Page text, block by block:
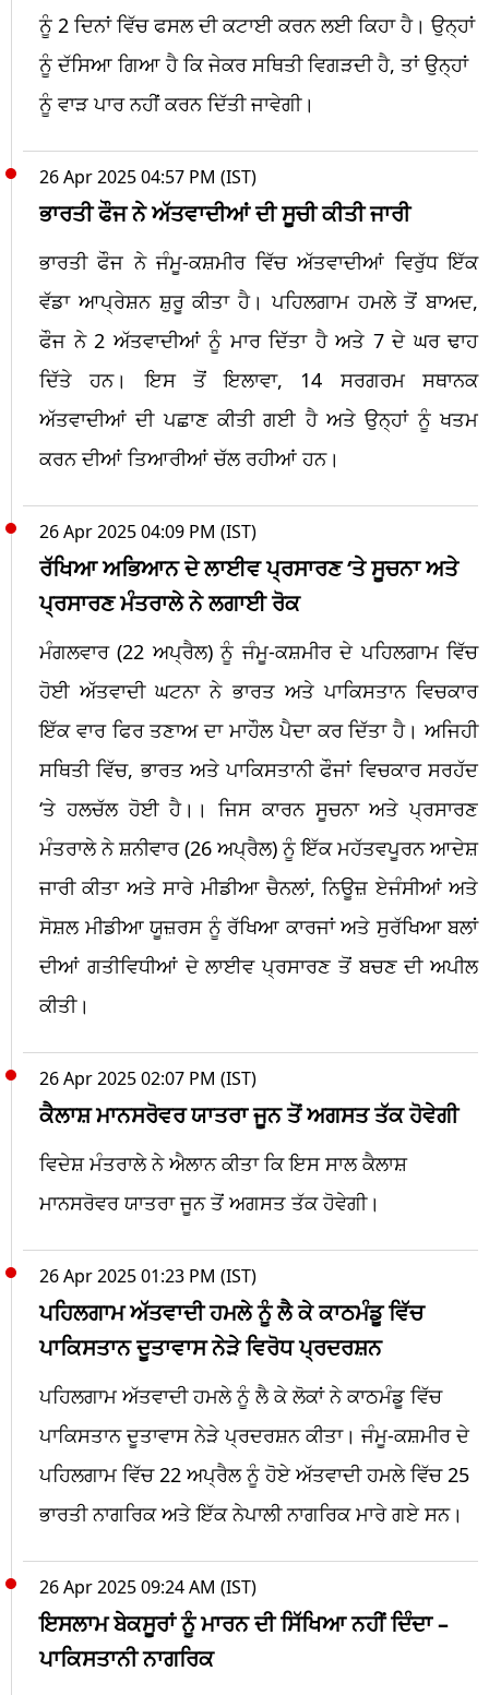
ਨੂੰ 2 ਦਿਨਾਂ ਵਿੱਚ ਫਸਲ ਦੀ ਕਟਾਈ ਕਰਨ ਲਈ ਕਿਹਾ ਹੈ। ਉਨ੍ਹਾਂ
ਨੂੰ ਦੱਸਿਆ ਗਿਆ ਹੈ ਕਿ ਜੇਕਰ ਸਥਿਤੀ ਵਿਗੜਦੀ ਹੈ, ਤਾਂ ਉਨ੍ਹਾਂ
ਨੂੰ ਵਾੜ ਪਾਰ ਨਹੀਂ ਕਰਨ ਦਿੱਤੀ ਜਾਵੇਗੀ।
26 Apr 2025 04:57 PM (IST)
ਭਾਰਤੀ ਫੌਜ ਨੇ ਅੱਤਵਾਦੀਆਂ ਦੀ ਸੂਚੀ ਕੀਤੀ ਜਾਰੀ
ਭਾਰਤੀ ਫੌਜ ਨੇ ਜੰਮੂ-ਕਸ਼ਮੀਰ ਵਿੱਚ ਅੱਤਵਾਦੀਆਂ ਵਿਰੁੱਧ ਇੱਕ
ਵੱਡਾ ਆਪ੍ਰੇਸ਼ਨ ਸ਼ੁਰੂ ਕੀਤਾ ਹੈ। ਪਹਿਲਗਾਮ ਹਮਲੇ ਤੋਂ ਬਾਅਦ,
ਫੌਜ ਨੇ 2 ਅੱਤਵਾਦੀਆਂ ਨੂੰ ਮਾਰ ਦਿੱਤਾ ਹੈ ਅਤੇ 7 ਦੇ ਘਰ ਢਾਹ
ਦਿੱਤੇ ਹਨ। ਇਸ ਤੋਂ ਇਲਾਵਾ, 14 ਸਰਗਰਮ ਸਥਾਨਕ
ਅੱਤਵਾਦੀਆਂ ਦੀ ਪਛਾਣ ਕੀਤੀ ਗਈ ਹੈ ਅਤੇ ਉਨ੍ਹਾਂ ਨੂੰ ਖਤਮ
ਕਰਨ ਦੀਆਂ ਤਿਆਰੀਆਂ ਚੱਲ ਰਹੀਆਂ ਹਨ।
26 Apr 2025 04:09 PM (IST)
ਰੱਖਿਆ ਅਭਿਆਨ ਦੇ ਲਾਈਵ ਪ੍ਰਸਾਰਣ ‘ਤੇ ਸੂਚਨਾ ਅਤੇ
ਪ੍ਰਸਾਰਣ ਮੰਤਰਾਲੇ ਨੇ ਲਗਾਈ ਰੋਕ
ਮੰਗਲਵਾਰ (22 ਅਪ੍ਰੈਲ) ਨੂੰ ਜੰਮੂ-ਕਸ਼ਮੀਰ ਦੇ ਪਹਿਲਗਾਮ ਵਿੱਚ
ਹੋਈ ਅੱਤਵਾਦੀ ਘਟਨਾ ਨੇ ਭਾਰਤ ਅਤੇ ਪਾਕਿਸਤਾਨ ਵਿਚਕਾਰ
ਇੱਕ ਵਾਰ ਫਿਰ ਤਣਾਅ ਦਾ ਮਾਹੌਲ ਪੈਦਾ ਕਰ ਦਿੱਤਾ ਹੈ। ਅਜਿਹੀ
ਸਥਿਤੀ ਵਿੱਚ, ਭਾਰਤ ਅਤੇ ਪਾਕਿਸਤਾਨੀ ਫੌਜਾਂ ਵਿਚਕਾਰ ਸਰਹੱਦ
‘ਤੇ ਹਲਚੱਲ ਹੋਈ ਹੈ।। ਜਿਸ ਕਾਰਨ ਸੂਚਨਾ ਅਤੇ ਪ੍ਰਸਾਰਣ
ਮੰਤਰਾਲੇ ਨੇ ਸ਼ਨੀਵਾਰ (26 ਅਪ੍ਰੈਲ) ਨੂੰ ਇੱਕ ਮਹੱਤਵਪੂਰਨ ਆਦੇਸ਼
ਜਾਰੀ ਕੀਤਾ ਅਤੇ ਸਾਰੇ ਮੀਡੀਆ ਚੈਨਲਾਂ, ਨਿਊਜ਼ ਏਜੰਸੀਆਂ ਅਤੇ
ਸੋਸ਼ਲ ਮੀਡੀਆ ਯੂਜ਼ਰਸ ਨੂੰ ਰੱਖਿਆ ਕਾਰਜਾਂ ਅਤੇ ਸੁਰੱਖਿਆ ਬਲਾਂ
ਦੀਆਂ ਗਤੀਵਿਧੀਆਂ ਦੇ ਲਾਈਵ ਪ੍ਰਸਾਰਣ ਤੋਂ ਬਚਣ ਦੀ ਅਪੀਲ
ਕੀਤੀ।
26 Apr 2025 02:07 PM (IST)
ਕੈਲਾਸ਼ ਮਾਨਸਰੋਵਰ ਯਾਤਰਾ ਜੂਨ ਤੋਂ ਅਗਸਤ ਤੱਕ ਹੋਵੇਗੀ
ਵਿਦੇਸ਼ ਮੰਤਰਾਲੇ ਨੇ ਐਲਾਨ ਕੀਤਾ ਕਿ ਇਸ ਸਾਲ ਕੈਲਾਸ਼
ਮਾਨਸਰੋਵਰ ਯਾਤਰਾ ਜੂਨ ਤੋਂ ਅਗਸਤ ਤੱਕ ਹੋਵੇਗੀ।
26 Apr 2025 01:23 PM (IST)
ਪਹਿਲਗਾਮ ਅੱਤਵਾਦੀ ਹਮਲੇ ਨੂੰ ਲੈ ਕੇ ਕਾਠਮੰਡੂ ਵਿੱਚ
ਪਾਕਿਸਤਾਨ ਦੂਤਾਵਾਸ ਨੇੜੇ ਵਿਰੋਧ ਪ੍ਰਦਰਸ਼ਨ
ਪਹਿਲਗਾਮ ਅੱਤਵਾਦੀ ਹਮਲੇ ਨੂੰ ਲੈ ਕੇ ਲੋਕਾਂ ਨੇ ਕਾਠਮੰਡੂ ਵਿੱਚ
ਪਾਕਿਸਤਾਨ ਦੂਤਾਵਾਸ ਨੇੜੇ ਪ੍ਰਦਰਸ਼ਨ ਕੀਤਾ। ਜੰਮੂ-ਕਸ਼ਮੀਰ ਦੇ
ਪਹਿਲਗਾਮ ਵਿੱਚ 22 ਅਪ੍ਰੈਲ ਨੂੰ ਹੋਏ ਅੱਤਵਾਦੀ ਹਮਲੇ ਵਿੱਚ 25
ਭਾਰਤੀ ਨਾਗਰਿਕ ਅਤੇ ਇੱਕ ਨੇਪਾਲੀ ਨਾਗਰਿਕ ਮਾਰੇ ਗਏ ਸਨ।
26 Apr 2025 09:24 AM (IST)
ਇਸਲਾਮ ਬੇਕਸੂਰਾਂ ਨੂੰ ਮਾਰਨ ਦੀ ਸਿੱਖਿਆ ਨਹੀਂ ਦਿੰਦਾ –
ਪਾਕਿਸਤਾਨੀ ਨਾਗਰਿਕ